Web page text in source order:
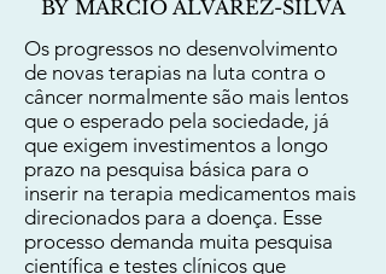
BY MARCIO ALVAREZ-SILVA
Os progressos no desenvolvimento
de novas terapias na luta contra o
câncer normalmente são mais lentos
que o esperado pela sociedade, já
que exigem investimentos a longo
prazo na pesquisa básica para o
inserir na terapia medicamentos mais
direcionados para a doença. Esse
processo demanda muita pesquisa
científica e testes clínicos que